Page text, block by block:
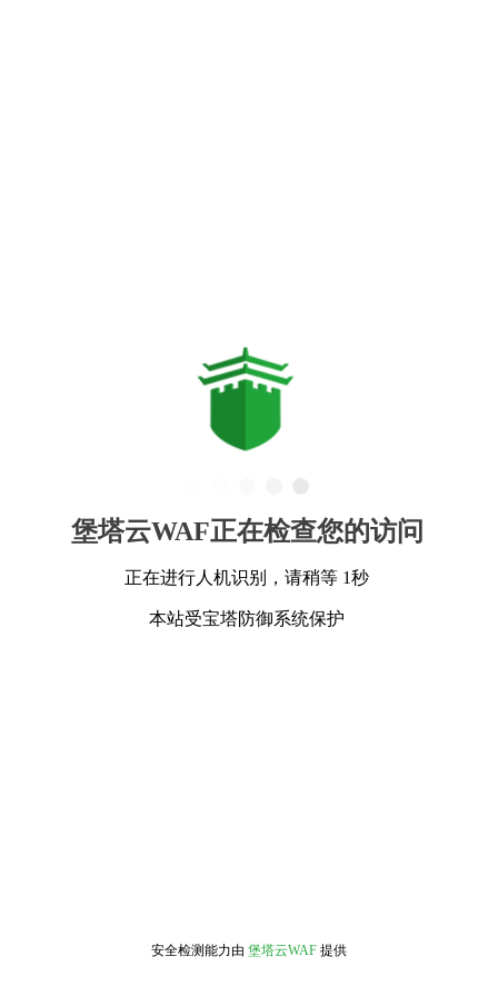
堡塔云WAF正在检查您的访问
正在进行人机识别，请稍等 1秒
本站受宝塔防御系统保护
安全检测能力由 堡塔云WAF 提供